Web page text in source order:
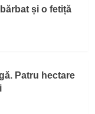
și o fetiță
Patru hectare